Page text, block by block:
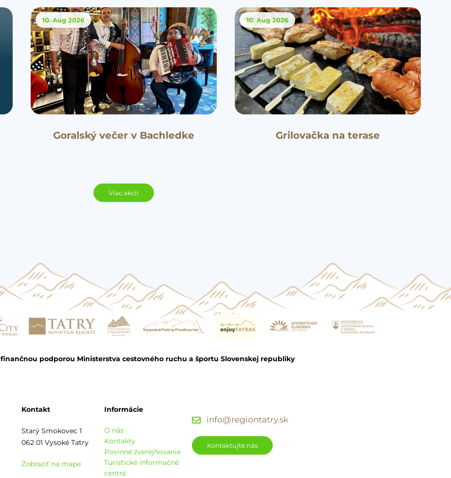
10. Aug2026
Goralský večer v Bachledke
10. Aug2026
Grilovačka na terase
Viac akcií
finančnou podporou Ministerstva cestovného ruchu a športu Slovenskej republiky
Kontakt
Starý Smokovec 1
062 01 Vysoké Tatry
Zobraziť na mape
Informácie
O nás
Kontakty
Povinné zverejňovanie
Turistické informačné
centrá
info@regiontatry.sk
Kontaktujte nás